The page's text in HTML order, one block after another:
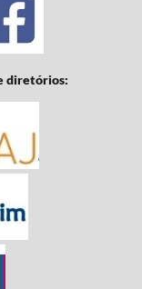
diretórios: